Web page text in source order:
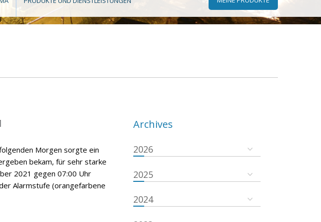
Morgen sorgte ein
bekam, für sehr starke
2021 gegen 07:00 Uhr
Alarmstufe (orangefarbene
Archives
2026
2025
2024